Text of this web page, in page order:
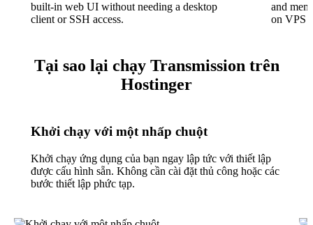
built-in web UI without needing a desktop
client or SSH access.
and
on VPS
Tại sao lại chạy Transmission trên
Hostinger
Khởi chạy với một nhấp chuột
Khởi chạy ứng dụng của bạn ngay lập tức với thiết lập
được cấu hình sẵn. Không cần cài đặt thủ công hoặc các
bước thiết lập phức tạp.